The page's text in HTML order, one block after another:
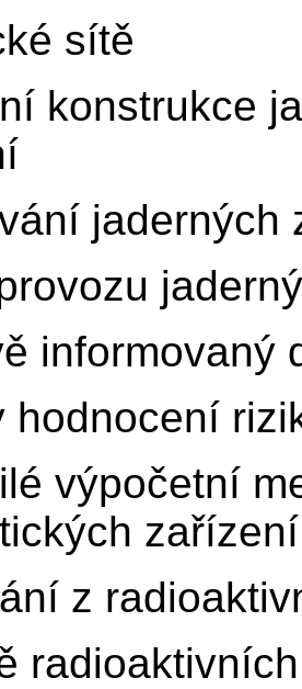
sítě
konstrukce
jaderných
informovaný
hodnocení
výpočetní
zařízení
z